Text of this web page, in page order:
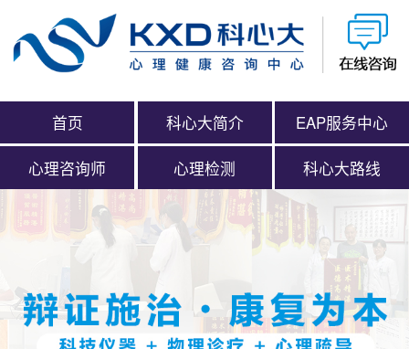
首页 科心大简介 EAP服务中心
心理咨询师 心理检测 科心大路线